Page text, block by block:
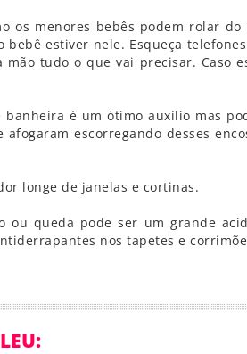
os menores bebês podem rolar
estiver nele. Esqueça
tudo o que vai precisar. Caso
banheira é um ótimo auxílio mas
afogaram escorregando desses
longe de janelas e cortinas.
ou queda pode ser um grande
nos tapetes e